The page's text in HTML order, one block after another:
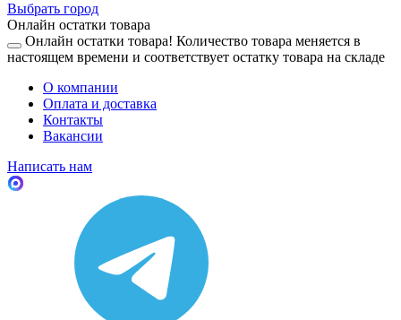
Выбрать город
Онлайн остатки товара
Онлайн остатки товара! Количество товара меняется в
настоящем времени и соответствует остатку товара на складе
О компании
Оплата и доставка
Контакты
Вакансии
Написать нам